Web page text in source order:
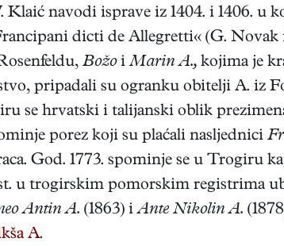
navodi isprave iz 1404. i 1406. u
dicti de Allegretti« (G. Novak
BožoiMarin A., kojima je
pripadali su ogranku obitelji A. iz
se hrvatski i talijanski oblik
porez koji su plaćali nasljednici
God. 1773. spominje se u Trogiru
u trogirskim pomorskim registrima
Antin A. (1863) iAnte Nikolin A.
A.